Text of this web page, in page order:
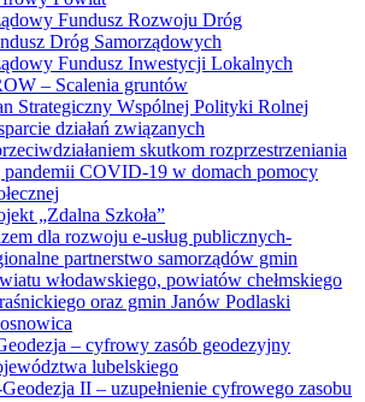
Fundusz Rozwoju Dróg
Dróg Samorządowych
Fundusz Inwestycji Lokalnych
– Scalenia gruntów
Strategiczny Wspólnej Polityki Rolnej
działań związanych
skutkom rozprzestrzeniania
pandemii COVID-19 w domach pomocy
„Zdalna Szkoła”
dla rozwoju e-usług publicznych-
partnerstwo samorządów gmin
włodawskiego, powiatów chełmskiego
oraz gmin Janów Podlaski
– cyfrowy zasób geodezyjny
lubelskiego
Geodezja II – uzupełnienie cyfrowego zasobu